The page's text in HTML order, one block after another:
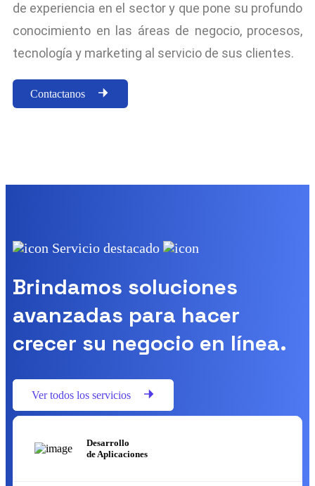
de experiencia en el sector y que pone su profundo
conocimiento en las áreas de negocio, procesos,
tecnología y marketing al servicio de sus clientes.
Contactanos
Servicio destacado
Brindamos soluciones
avanzadas para hacer
crecer su negocio en línea.
Ver todos los servicios
Desarrollo
de Aplicaciones